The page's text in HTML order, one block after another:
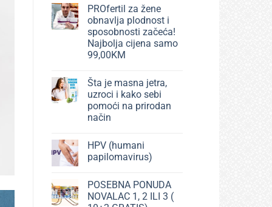
prehrani
njihovo
višestruko
dejstvo
na
MOĆNI
LIZOZIM
U
BORBI
PROTIV
INFEKCIJA
PROfertil za žene
obnavlja plodnost i
sposobnosti začeća!
Najbolja cijena samo
99,00KM
na
PROfertil
za
žene
obnavlja
plodnost
začeća!
Najbolja
cijena
Šta je masna jetra,
uzroci i kako sebi
pomoći na prirodan
način
na
je
uzroci
kako
HPV (humani
papilomavirus)
na
HPV
(humani
POSEBNA PONUDA
NOVALAC 1, 2 ILI 3 (